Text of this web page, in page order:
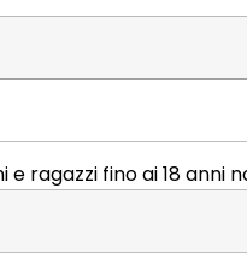
ragazzi fino ai 18 anni